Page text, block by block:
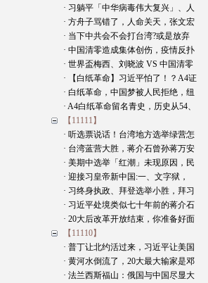
· 习躺平「中华病毒伟大复兴」、人
· 方舟子骂错了，人命关天，张文宏
· 当下中共会不会打台湾?或是放弃
· 中国清零造成集体创伤，疫情反扑
· 世界盃梅西、刘晓波 VS 中国清零
· 【白纸革命】习近平怕了！？A4证
· 白纸革命，中国梦被人民拒绝，纽
· A4白纸革命留名青史，历史从54、
【11111】
· 听选票说话！台湾地方选举绿营怎
· 台湾蓝营大胜，蒋介石曾孙蒋万安
· 美期中选举「红潮」未现原因，民
· 迎接习皇帝新中国:一、文字狱，
· 习终身执政、拜登选举小胜，拜习
· 习近平处境类似七十年前的蒋介石
· 20大后改革开放结束，你准备好面
【11110】
· 普丁让北约活过来，习近平让美国
· 黄河水倒流了，20大最大输家是邓
· 法兰西斯福山：俄国与中国尽显大